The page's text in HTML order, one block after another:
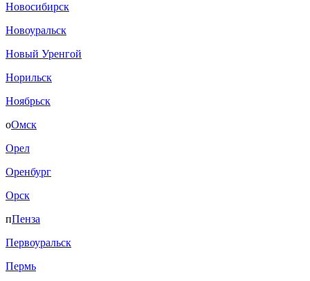
Новосибирск
Новоуральск
Новый Уренгой
Норильск
Ноябрьск
оОмск
Орел
Оренбург
Орск
пПенза
Первоуральск
Пермь